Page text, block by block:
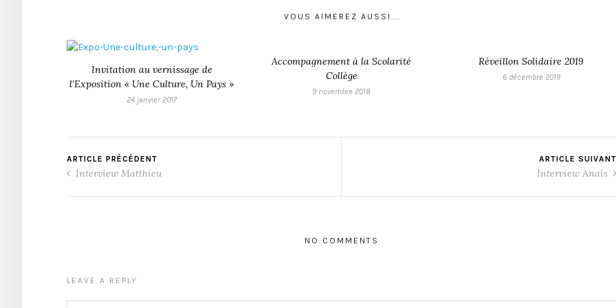
VOUS AIMEREZ AUSSI...
Invitation au vernissage de
l’Exposition « Une Culture, Un Pays »
24 janvier 2017
Accompagnement à la Scolarité
Collège
9 novembre 2018
Réveillon Solidaire 2019
6 décembre 2019
ARTICLE PRÉCÉDENT
Interview Matthieu
ARTICLE SUIVANT
Interview Anaïs
NO COMMENTS
LEAVE A REPLY